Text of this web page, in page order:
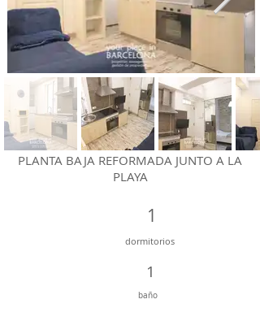
PLANTA BAJA REFORMADA JUNTO A LA
PLAYA
1
dormitorios
1
baño